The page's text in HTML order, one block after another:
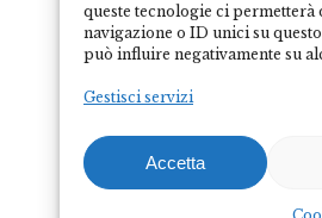
queste tecnologie ci
navigazione o ID unici su
può influire negativamente su
Gestisci servizi
Accetta